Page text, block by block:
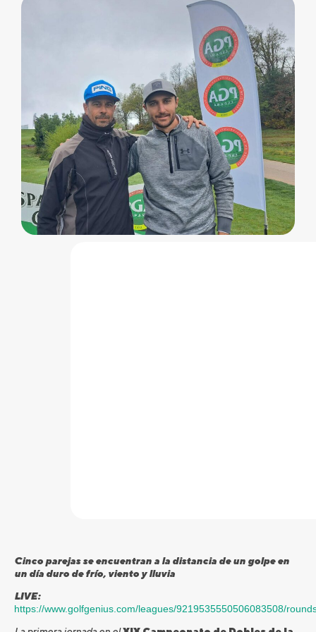
Cinco parejas se encuentran a la distancia de un golpe en
un día duro de frío, viento y lluvia
LIVE:
https://www.golfgenius.com/leagues/9219535550506083508/